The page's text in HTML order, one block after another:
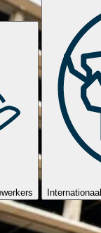
Internationaal